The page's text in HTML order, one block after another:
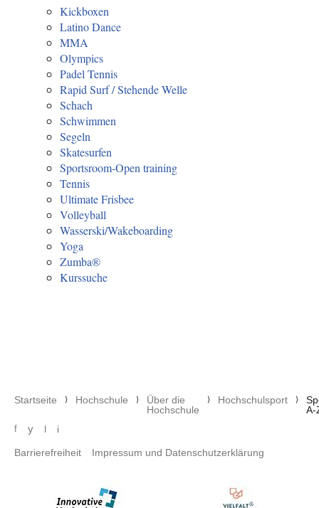
Kickboxen
Latino Dance
MMA
Olympics
Padel Tennis
Rapid Surf / Stehende Welle
Schach
Schwimmen
Segeln
Skatesurfen
Sportsroom-Open training
Tennis
Ultimate Frisbee
Volleyball
Wasserski/Wakeboarding
Yoga
Zumba®
Kurssuche
Pfadnavigation
Startseite Hochschule
Über die
Hochschule
Hochschulsport
A-
Social media menu
f y l i
Footer menu
Barrierefreiheit Impressum und Datenschutzerklärung